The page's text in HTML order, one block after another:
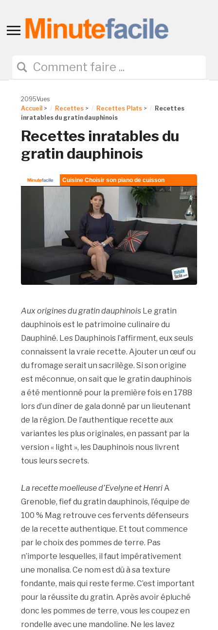
Toggle
navigation
2095Vues
Accueil > Recettes > Recettes Plats >
Recettes
inratables du gratin dauphinois
Recettes inratables du
gratin dauphinois
Aux origines du gratin dauphinois Le gratin
dauphinois est le patrimoine culinaire du
Dauphiné. Les Dauphinois l’affirment, eux seuls
connaissent la vraie recette. Ajouter un œuf ou
du fromage serait un sacrilège. Si son origine
est méconnue, on sait que le gratin dauphinois
a été mentionné pour la première fois en 1788
lors d’un dîner de gala donné par un lieutenant
de la région. De l’authentique recette aux
variantes les plus originales, en passant par la
version « light », les Dauphinois nous livrent
tous leurs secrets.
La recette moelleuse d’Evelyne et HenriA
Grenoble, fief du gratin dauphinois, l’équipe de
100 % Mag retrouve ces fervents défenseurs
de la recette authentique. Et tout commence
par le choix des pommes de terre. Pas
n’importe lesquelles, il faut impérativement
une monalisa. Ce nom est dû à sa texture
fondante, mais qui reste ferme. C’est important
pour la réussite du gratin. Après avoir épluché
donc les pommes de terre, vous les coupez en
rondelle avec une mandoline. Ne les lavez